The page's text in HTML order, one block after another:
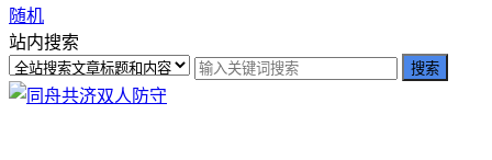
随机
站内搜索